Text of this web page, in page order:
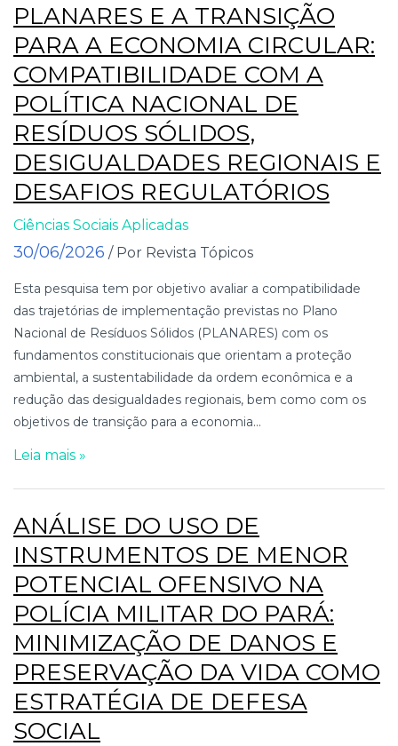
PLANARES E A TRANSIÇÃO
PARA A ECONOMIA CIRCULAR:
COMPATIBILIDADE COM A
POLÍTICA NACIONAL DE
RESÍDUOS SÓLIDOS,
DESIGUALDADES REGIONAIS E
DESAFIOS REGULATÓRIOS
Ciências Sociais Aplicadas
30/06/2026 / Por Revista Tópicos
Esta pesquisa tem por objetivo avaliar a compatibilidade
das trajetórias de implementação previstas no Plano
Nacional de Resíduos Sólidos (PLANARES) com os
fundamentos constitucionais que orientam a proteção
ambiental, a sustentabilidade da ordem econômica e a
redução das desigualdades regionais, bem como com os
objetivos de transição para a economia...
Leia mais »
ANÁLISE DO USO DE
INSTRUMENTOS DE MENOR
POTENCIAL OFENSIVO NA
POLÍCIA MILITAR DO PARÁ:
MINIMIZAÇÃO DE DANOS E
PRESERVAÇÃO DA VIDA COMO
ESTRATÉGIA DE DEFESA
SOCIAL